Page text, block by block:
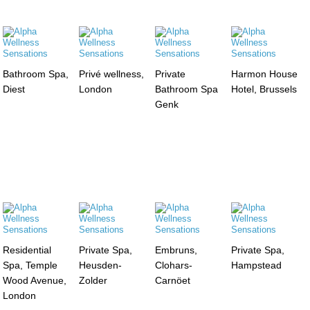
Bathroom Spa,
Diest
Privé wellness,
London
Private
Bathroom Spa
Genk
Harmon House
Hotel, Brussels
Residential
Spa, Temple
Wood Avenue,
London
Private Spa,
Heusden-
Zolder
Embruns,
Clohars-
Carnöet
Private Spa,
Hampstead